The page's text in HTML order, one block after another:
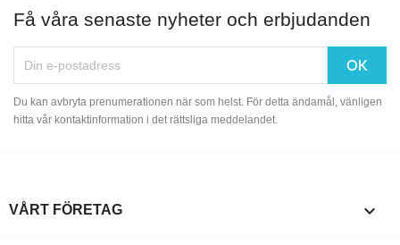
”levande...
Få våra senaste nyheter och erbjudanden
Du kan avbryta prenumerationen när som helst. För detta ändamål, vänligen
hitta vår kontaktinformation i det rättsliga meddelandet.
VÅRT FÖRETAG 